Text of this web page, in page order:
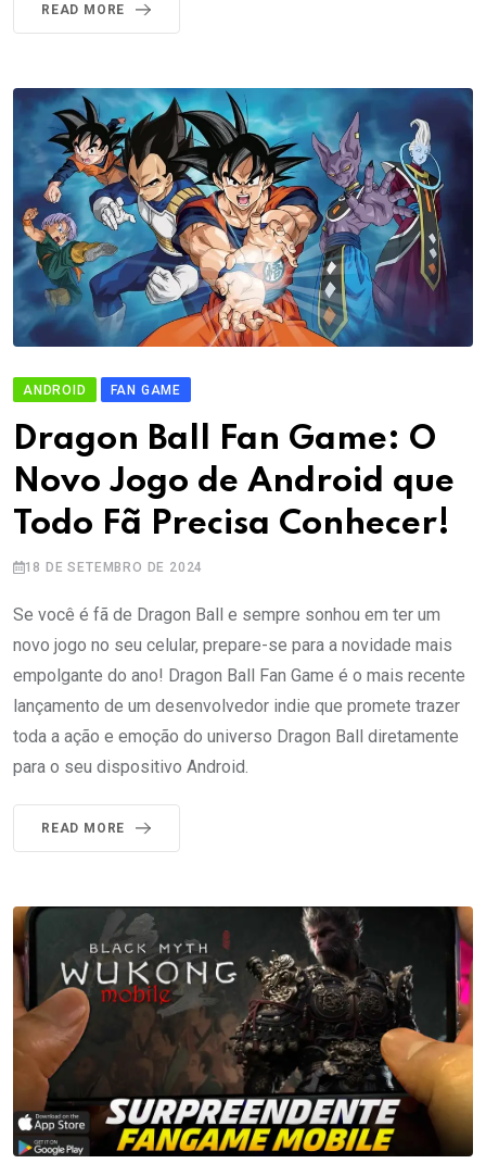
READ MORE
ANDROID FAN GAME
Dragon Ball Fan Game: O
Novo Jogo de Android que
Todo Fã Precisa Conhecer!
18 DE SETEMBRO DE 2024
Se você é fã de Dragon Ball e sempre sonhou em ter um
novo jogo no seu celular, prepare-se para a novidade mais
empolgante do ano! Dragon Ball Fan Game é o mais recente
lançamento de um desenvolvedor indie que promete trazer
toda a ação e emoção do universo Dragon Ball diretamente
para o seu dispositivo Android.
READ MORE